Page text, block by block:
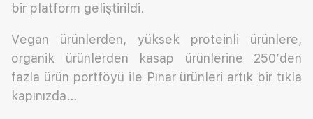
bir platform geliştirildi.
Vegan ürünlerden, yüksek proteinli ürünlere,
organik ürünlerden kasap ürünlerine 250’den
fazla ürün portföyü ile Pınar ürünleri artık bir tıkla
kapınızda…